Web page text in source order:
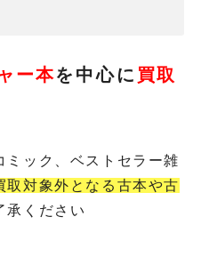
ー本を 中心に 買取
ミック、ベストセラー雑
取対象外となる古本や古
承ください